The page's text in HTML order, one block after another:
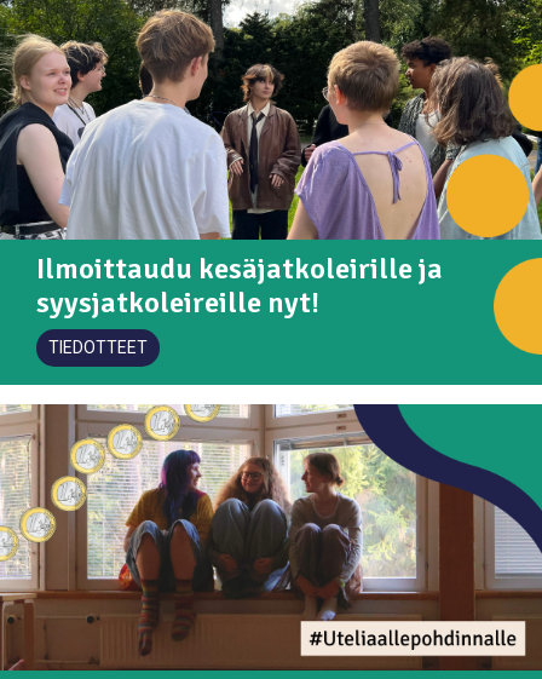
Ilmoittaudu kesäjatkoleirille ja
syysjatkoleireille nyt!
TIEDOTTEET